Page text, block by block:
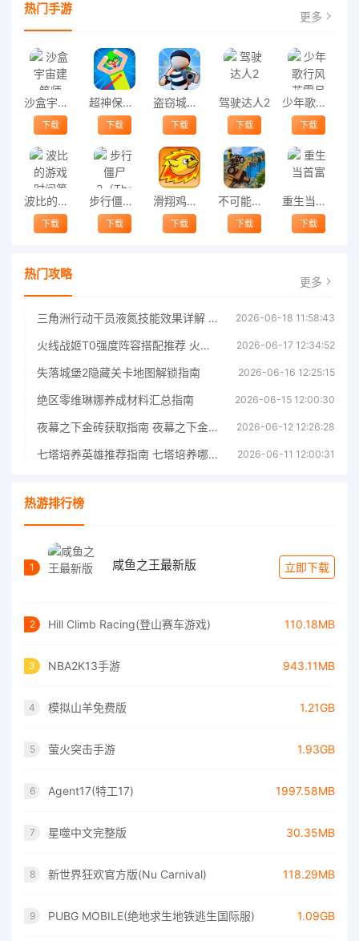
热门手游 更多
沙盒宇宙建筑师
下载
超神保镖手游
下载
盗窃城游戏(theft city)
下载
驾驶达人2
下载
少年歌行风花雪月游戏
下载
波比的游戏时间第四章
下载
步行僵尸2（The Walking Zombie 2）
下载
滑翔鸡单机版
下载
不可能的摩托车游戏官方版
下载
重生当首富
下载
热门攻略 更多
三角洲行动干员液氮技能效果详解 三角洲行动干员液氮技能介绍 2026-06-18 11:58:43
火线战姬T0强度阵容搭配推荐 火线战姬T0强度阵容哪个好 2026-06-17 12:34:52
失落城堡2隐藏关卡地图解锁指南 2026-06-16 12:25:15
绝区零维琳娜养成材料汇总指南 2026-06-15 12:00:30
夜幕之下金砖获取指南 夜幕之下金砖获取方法 2026-06-12 12:26:28
七塔培养英雄推荐指南 七塔培养哪个英雄好 2026-06-11 12:00:31
热游排行榜
1 咸鱼之王最新版 立即下载
2 Hill Climb Racing(登山赛车游戏) 110.18MB
3 NBA2K13手游 943.11MB
4 模拟山羊免费版 1.21GB
5 萤火突击手游 1.93GB
6 Agent17(特工17) 1997.58MB
7 星噬中文完整版 30.35MB
8 新世界狂欢官方版(Nu Carnival) 118.29MB
9 PUBG MOBILE(绝地求生地铁逃生国际服) 1.09GB